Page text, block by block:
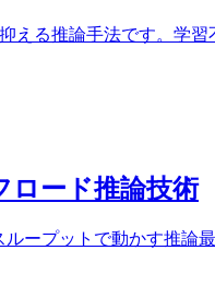
える推論手法です。学
ロード推論技術
ープットで動かす推論